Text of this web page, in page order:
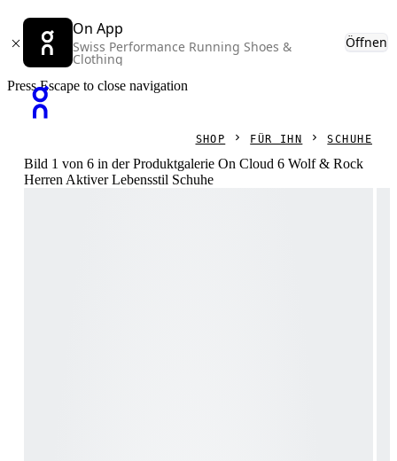
On App
Swiss Performance Running Shoes &
Clothing
Öffnen
Press Escape to close navigation
SHOP FÜR IHN SCHUHE
Bild 1 von 6 in der Produktgalerie On Cloud 6 Wolf & Rock
Herren Aktiver Lebensstil Schuhe